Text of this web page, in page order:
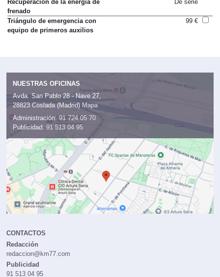
Recuperación de la energía de
frenado
Triángulo de emergencia con
NUESTRAS OFICINAS
Avda. San Pablo 28 - Nave 27,
28823 Coslada (Madrid)
Mapa
Administración:91 724 05 70
Publicidad:
CONTACTOS
Redacción
redaccion@km77.com
Publicidad